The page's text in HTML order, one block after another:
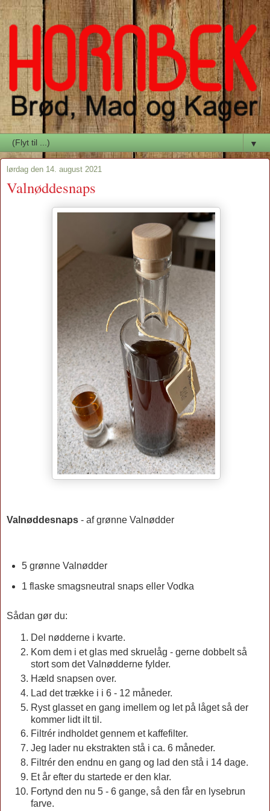
▼
lørdag den 14. august 2021
Valnøddesnaps
Valnøddesnaps - af grønne Valnødder
5 grønne Valnødder
1 flaske smagsneutral snaps eller Vodka
Sådan gør du:
Del nødderne i kvarte.
Kom dem i et glas med skruelåg - gerne dobbelt så
stort som det Valnødderne fylder.
Hæld snapsen over.
Lad det trække i i 6 - 12 måneder.
Ryst glasset en gang imellem og let på låget så der
kommer lidt ilt til.
Filtrér indholdet gennem et kaffefilter.
Jeg lader nu ekstrakten stå i ca. 6 måneder.
Filtrér den endnu en gang og lad den stå i 14 dage.
Et år efter du startede er den klar.
Fortynd den nu 5 - 6 gange, så den får en lysebrun
farve.